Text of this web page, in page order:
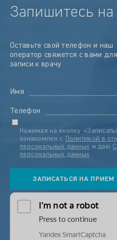
Запишитесь
Оставьте свой телефон и наш
оператор свяжется с вами для
записи к врачу
Имя
Телефон
Нажимая на кнопку
ознакомлен с Политикой в
персональных данных и даю
персональных данных